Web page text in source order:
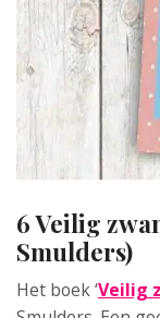
6 Veilig
Smulders)
Het boek ‘Veilig